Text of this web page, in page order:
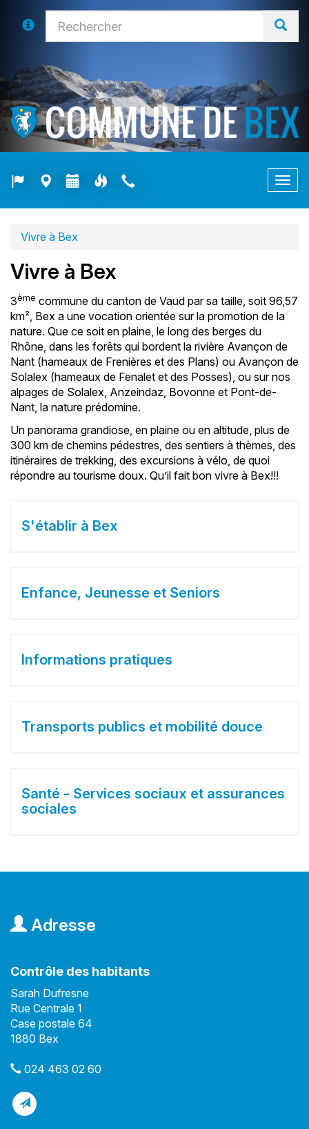
Vivre à Bex
Vivre à Bex
3ème commune du canton de Vaud par sa taille, soit 96,57
km², Bex a une vocation orientée sur la promotion de la
nature. Que ce soit en plaine, le long des berges du
Rhône, dans les forêts qui bordent la rivière Avançon de
Nant (hameaux de Frenières et des Plans) ou Avançon de
Solalex (hameaux de Fenalet et des Posses), ou sur nos
alpages de Solalex, Anzeindaz, Bovonne et Pont-de-
Nant, la nature prédomine.
Un panorama grandiose, en plaine ou en altitude, plus de
300 km de chemins pédestres, des sentiers à thèmes, des
itinéraires de trekking, des excursions à vélo, de quoi
répondre au tourisme doux. Qu’il fait bon vivre à Bex!!!
S'établir à Bex
Enfance, Jeunesse et Seniors
Informations pratiques
Transports publics et mobilité douce
Santé - Services sociaux et assurances
sociales
Adresse
Contrôle des habitants
Sarah Dufresne
Rue Centrale 1
Case postale 64
1880 Bex
024 463 02 60